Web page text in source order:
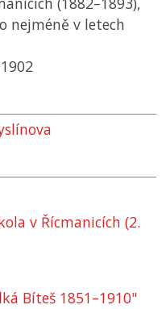
nejméně v letech
v Řícmanicích (2.
Bíteš 1851–1910"